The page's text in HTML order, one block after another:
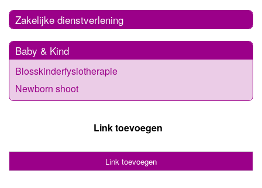
Zakelijke dienstverlening
Baby & Kind
Blosskinderfysiotherapie
Newborn shoot
Link toevoegen
Link toevoegen